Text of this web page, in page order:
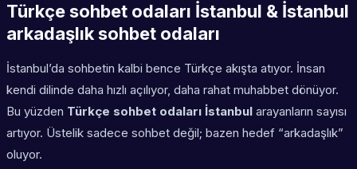
Türkçe sohbet odaları İstanbul & İstanbul
arkadaşlık sohbet odaları
İstanbul’da sohbetin kalbi bence Türkçe akışta atıyor. İnsan
kendi dilinde daha hızlı açılıyor, daha rahat muhabbet dönüyor.
Bu yüzden Türkçe sohbet odaları İstanbul arayanların sayısı
artıyor. Üstelik sadece sohbet değil; bazen hedef “arkadaşlık”
oluyor.